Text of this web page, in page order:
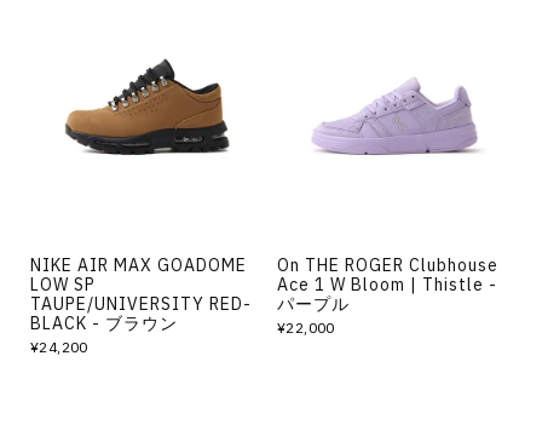
NIKE AIR MAX GOADOME
LOW SP
TAUPE/UNIVERSITY RED-
BLACK - ブラウン
¥24,200
On THE ROGER Clubhouse
Ace 1 W Bloom | Thistle -
パープル
¥22,000